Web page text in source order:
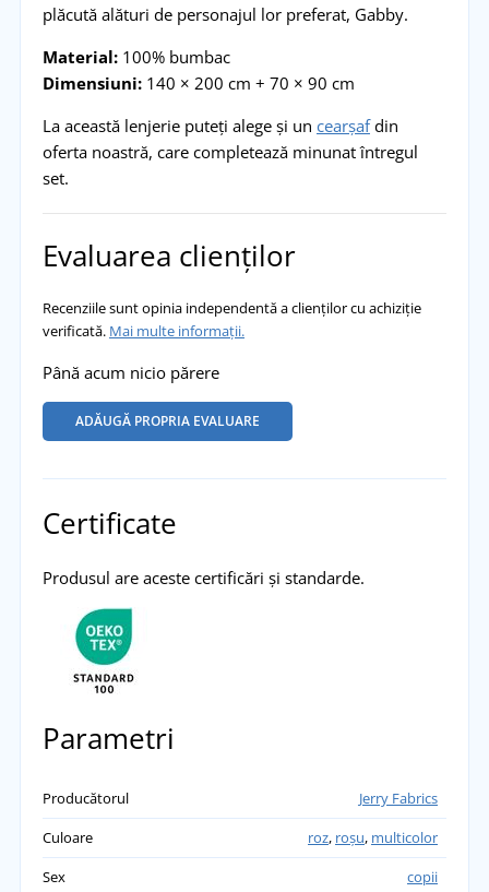
plăcută alături de personajul lor preferat, Gabby.
Material:100% bumbac
Dimensiuni:140 × 200 cm + 70 × 90 cm
La această lenjerie puteți alege și un cearșafdin
oferta noastră, care completează minunat întregul
set.
Evaluarea clienților
Recenziile sunt opinia independentă a clienților cu achiziție
verificată. Mai multe informații.
Până acum nicio părere
ADĂUGĂ PROPRIA EVALUARE
Certificate
Produsul are aceste certificări și standarde.
Parametri
Producătorul
Jerry Fabrics
Culoare
roz, roșu, multicolor
Sex
copii